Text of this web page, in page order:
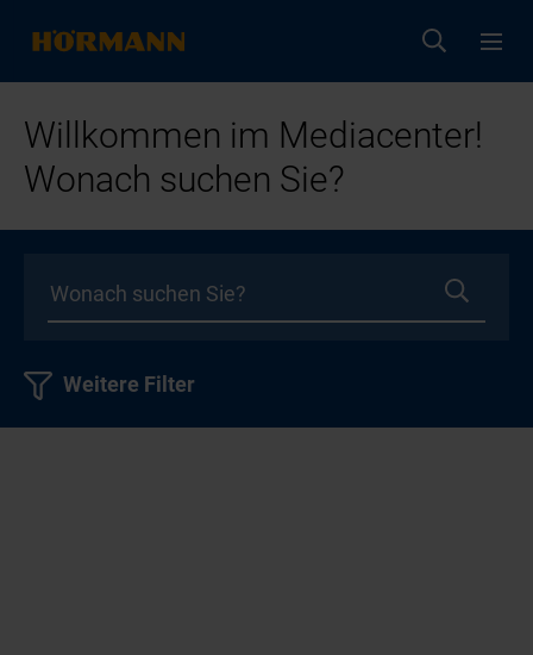
Willkommen im Mediacenter!
Wonach suchen Sie?
Weitere Filter